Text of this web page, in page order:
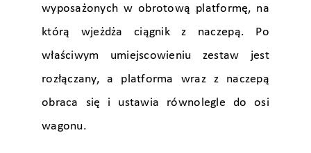
wyposażonych w obrotową platformę, na
którą wjeżdża ciągnik z naczepą. Po
właściwym umiejscowieniu zestaw jest
rozłączany, a platforma wraz z naczepą
obraca się i ustawia równolegle do osi
wagonu.